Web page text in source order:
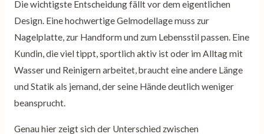
Die wichtigste Entscheidung fällt vor dem eigentlichen
Design. Eine hochwertige Gelmodellage muss zur
Nagelplatte, zur Handform und zum Lebensstil passen. Eine
Kundin, die viel tippt, sportlich aktiv ist oder im Alltag mit
Wasser und Reinigern arbeitet, braucht eine andere Länge
und Statik als jemand, der seine Hände deutlich weniger
beansprucht.
Genau hier zeigt sich der Unterschied zwischen